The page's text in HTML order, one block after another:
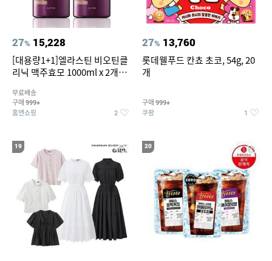
27% 15,228
[대용량1+1]엘라스틴 비오틴클
리닉 맥주효모 1000ml x 2개
무료배송
구매 999+
홈앤쇼핑 2
27% 13,760
롯데웰푸드 칸쵸 초코, 54g, 20
개
구매 999+
쿠팡 1
19 20